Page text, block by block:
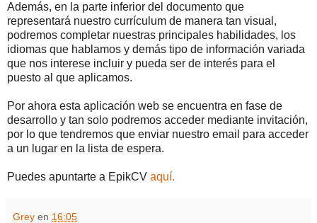
Además, en la parte inferior del documento que
representará nuestro currículum de manera tan visual,
podremos completar nuestras principales habilidades, los
idiomas que hablamos y demás tipo de información variada
que nos interese incluir y pueda ser de interés para el
puesto al que aplicamos.
Por ahora esta aplicación web se encuentra en fase de
desarrollo y tan solo podremos acceder mediante invitación,
por lo que tendremos que enviar nuestro email para acceder
a un lugar en la lista de espera.
Puedes apuntarte a EpikCV aquí.
Grey en 16:05